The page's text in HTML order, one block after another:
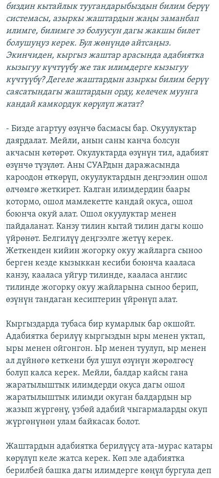
биздин кытайлык туугандарыбыздын билим берүү
системасы, азыркы жаштардын жаңы заманбап
илимге, билимге ээ болуусун дагы жакшы билет
болушуңуз керек. Бул жөнүндө айтсаңыз.
Экинчиден, кыргыз жаштар арасында адабиятка
кызыгуу күчтүүбү же так илимдерге кызыгуу
күчтүүбү? Дегеле жаштардын азыркы билим берүү
саясатындагы жаштардын орду, келечек муунга
кандай камкордук көрүлүп жатат?
- Бизде агартуу өзүнчө басмасы бар. Окуулуктар
даярдалат. Мейли, анын саны канча болсун
акчасын көтөрөт. Окулуктарда өзүнүн тил, адабият
өзүнчө түзүлөт. Аны СУАРдын даражасында
кароодон өткөрүп, окуулуктардын деңгээлин ошол
өлчөмгө жеткирет. Калган илимдердин баары
котормо, ошол мамлекетте кандай окуса, ошол
боюнча окуй алат. Ошол окуулуктар менен
пайдаланат. Канзу тилин кытай тилин дагы кошо
үйрөнөт. Белгилүү деңгээлге жетүү керек.
Жеткенден кийин жогорку окуу жайларга сыноо
берген кезде кызыккан кесиби боюнча кааласа
канзу, кааласа уйгур тилинде, кааласа англис
тилинде жогорку окуу жайларына сыноо берип,
өзүнүн тандаган кесиптерин үйрөнүп алат.
Кыргыздарда тубаса бир кумарлык бар окшойт.
Адабиятка берилүү кыргыздын ыры менен уктап,
ыры менен ойгонгон. Ыр менен туулуп, ыр менен
ал дүйнөгө кеткени бул ушул өзүнүн жөрөлгөсү
болуп калса керек. Мейли, балдар кайсы гана
жаратылыштык илимдерди окуса дагы ошол
жаратылыштык илимди окуган балдардын ыр
жазып жүргөнү, үзбөй адабий чыгармаларды окуп
жүргөнүнөн улам байкасак болот.
Жаштардын адабиятка берилүүсү ата-мурас катары
көрүлүп келе жатса керек. Көп эле адабиятка
берилбей башка дагы илимдерге көңүл бургула деп